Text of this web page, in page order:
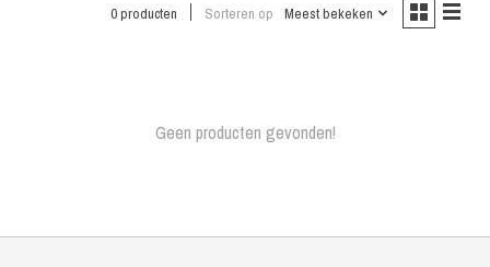
0 producten Sorteren op Meest bekeken
Geen producten gevonden!